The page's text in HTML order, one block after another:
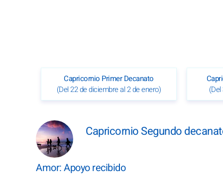
Capricornio Primer Decanato
(Del 22 de diciembre al 2 de enero)
Capricornio Segundo
Amor: Apoyo recibido